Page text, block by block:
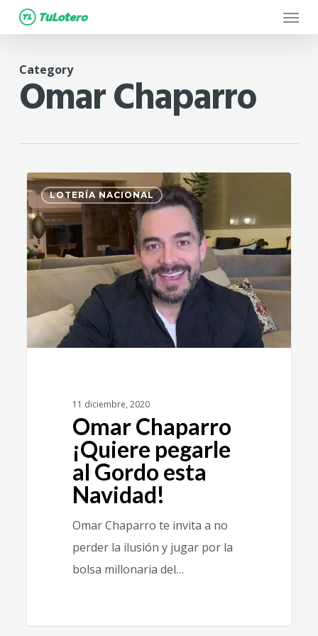
Skip
to
content
Menu
Category
Omar Chaparro
LOTERÍA NACIONAL
11 diciembre, 2020
Omar Chaparro
¡Quiere pegarle
al Gordo esta
Navidad!
Omar Chaparro te invita a no
perder la ilusión y jugar por la
bolsa millonaria del…
1